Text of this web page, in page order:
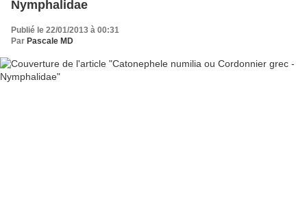
Nymphalidae
Publié le 22/01/2013 à 00:31
Par Pascale MD